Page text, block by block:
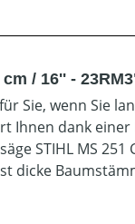
/ 16'' -
Sie, wenn Sie
Ihnen dank
STIHL MS
dicke